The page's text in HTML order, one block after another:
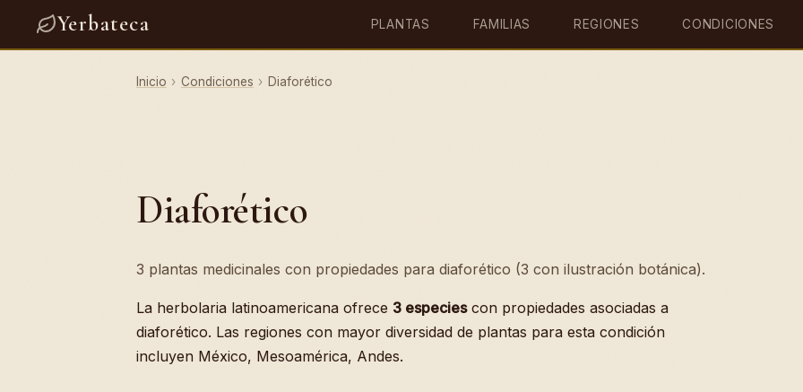
Yerbateca PLANTAS FAMILIAS REGIONES CONDICIONES
Inicio › Condiciones › Diaforético
Diaforético
3 plantas medicinales con propiedades para diaforético (3 con ilustración botánica).
La herbolaria latinoamericana ofrece 3 especiescon propiedades asociadas a
diaforético. Las regiones con mayor diversidad de plantas para esta condición
incluyen México, Mesoamérica, Andes.